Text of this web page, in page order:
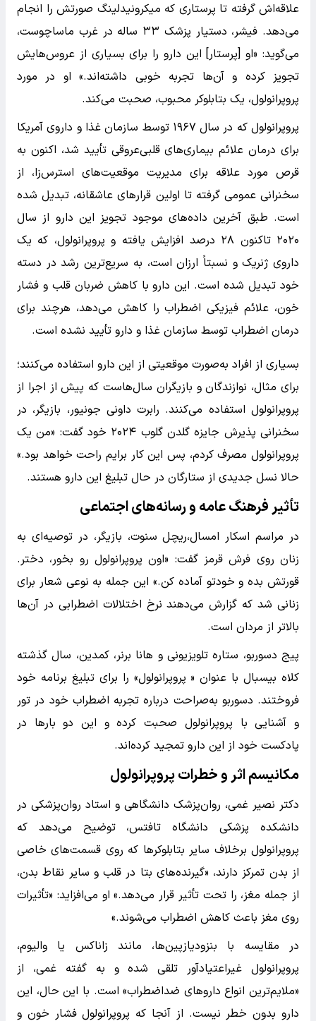
علاقه‌اش گرفته تا پرستاری که میکرونیدلینگ صورتش را انجام
می‌دهد. فیشر، دستیار پزشک ۳۳ ساله در غرب ماساچوست،
می‌گوید: «او [پرستار] این دارو را برای بسیاری از عروس‌هایش
تجویز کرده و آن‌ها تجربه خوبی داشته‌اند.» او در مورد
پروپرانولول، یک بتابلوکر محبوب، صحبت می‌کند.
پروپرانولول که در سال ۱۹۶۷ توسط سازمان غذا و داروی آمریکا
برای درمان علائم بیماری‌های قلبی‌عروقی تأیید شد، اکنون به
قرص مورد علاقه برای مدیریت موقعیت‌های استرس‌زا، از
سخنرانی عمومی گرفته تا اولین قرارهای عاشقانه، تبدیل شده
است. طبق آخرین داده‌های موجود تجویز این دارو از سال
۲۰۲۰ تاکنون ۲۸ درصد افزایش یافته و پروپرانولول، که یک
داروی ژنریک و نسبتاً ارزان است، به سریع‌ترین رشد در دسته
خود تبدیل شده است. این دارو با کاهش ضربان قلب و فشار
خون، علائم فیزیکی اضطراب را کاهش می‌دهد، هرچند برای
درمان اضطراب توسط سازمان غذا و دارو تأیید نشده است.
بسیاری از افراد به‌صورت موقعیتی از این دارو استفاده می‌کنند؛
برای مثال، نوازندگان و بازیگران سال‌هاست که پیش از اجرا از
پروپرانولول استفاده می‌کنند. رابرت داونی جونیور، بازیگر، در
سخنرانی پذیرش جایزه گلدن گلوب ۲۰۲۴ خود گفت: «من یک
پروپرانولول مصرف کردم، پس این کار برایم راحت خواهد بود.»
حالا نسل جدیدی از ستارگان در حال تبلیغ این دارو هستند.
تأثیر فرهنگ عامه و رسانه‌های اجتماعی
در مراسم اسکار امسال،ریچل سنوت، بازیگر، در توصیه‌ای به
زنان روی فرش قرمز گفت: «اون پروپرانولول رو بخور، دختر.
قورتش بده و خودتو آماده کن.» این جمله به نوعی شعار برای
زنانی شد که گزارش می‌دهند نرخ اختلالات اضطرابی در آن‌ها
بالاتر از مردان است.
پیج دسوربو، ستاره تلویزیونی و هانا برنر، کمدین، سال گذشته
کلاه بیسبال با عنوان « پروپرانولول» را برای تبلیغ برنامه خود
فروختند. دسوربو به‌صراحت درباره تجربه اضطراب خود در تور
و آشنایی با پروپرانولول صحبت کرده و این دو بارها در
پادکست خود از این دارو تمجید کرده‌اند.
مکانیسم اثر و خطرات پروپرانولول
دکتر نصیر غمی، روان‌پزشک دانشگاهی و استاد روان‌پزشکی در
دانشکده پزشکی دانشگاه تافتس، توضیح می‌دهد که
پروپرانولول برخلاف سایر بتابلوکرها که روی قسمت‌های خاصی
از بدن تمرکز دارند، «گیرنده‌های بتا در قلب و سایر نقاط بدن،
از جمله مغز، را تحت تأثیر قرار می‌دهد.» او می‌افزاید: «تأثیرات
روی مغز باعث کاهش اضطراب می‌شوند.»
در مقایسه با بنزودیازپین‌ها، مانند زاناکس یا والیوم،
پروپرانولول غیراعتیادآور تلقی شده و به گفته غمی، از
«ملایم‌ترین انواع داروهای ضداضطراب» است. با این حال، این
دارو بدون خطر نیست. از آنجا که پروپرانولول فشار خون و